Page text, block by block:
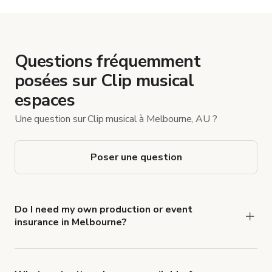
Questions fréquemment
posées sur Clip musical
espaces
Une question sur Clip musical à Melbourne, AU ?
Poser une question
Do I need my own production or event
insurance in Melbourne?